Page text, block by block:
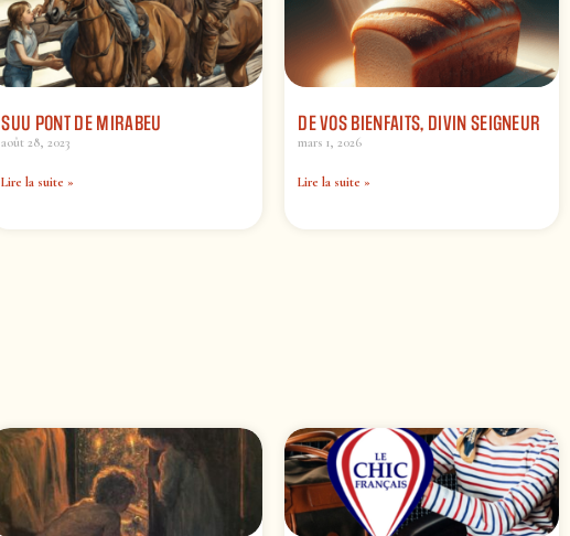
SUU PONT DE MIRABEU
août 28, 2023
Lire la suite »
DE VOS BIENFAITS, DIVIN SEIGNEUR
mars 1, 2026
Lire la suite »